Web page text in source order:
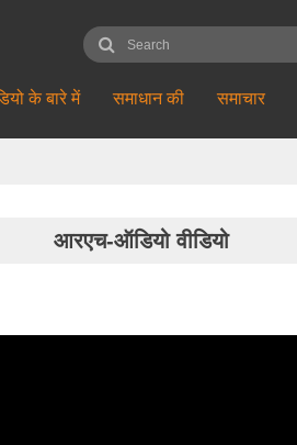
के बारे में समाधान की समाचार
आरएच-ऑडियो वीडियो